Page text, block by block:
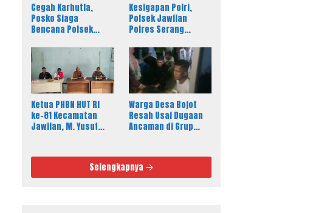
Cegah Karhutla,
Posko Siaga
Bencana Polsek
Serang Aktif 24 Jam
Kesigapan Polri,
Polsek Jawilan
Polres Serang
Air Bersih ke Warga
Desa Majasari
Ketua PHBN HUT RI
ke-81 Kecamatan
Jawilan, M. Yusuf
Meriahkan Pesta
Warga Desa Bojot
Resah Usai Dugaan
Ancaman di Grup
Selengkapnya